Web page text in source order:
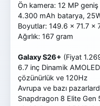
Ön kamera: 12 MP geniş
4.300 mAh batarya,
Boyutlar: 149.6 x 71.7 x
Ağırlık: 167 gram
Galaxy S26+ (Fiyat
6.7 inç Dinamik
çözünürlük ve 120Hz
Avrupa ve bazı
Snapdragon 8 Elite Gen